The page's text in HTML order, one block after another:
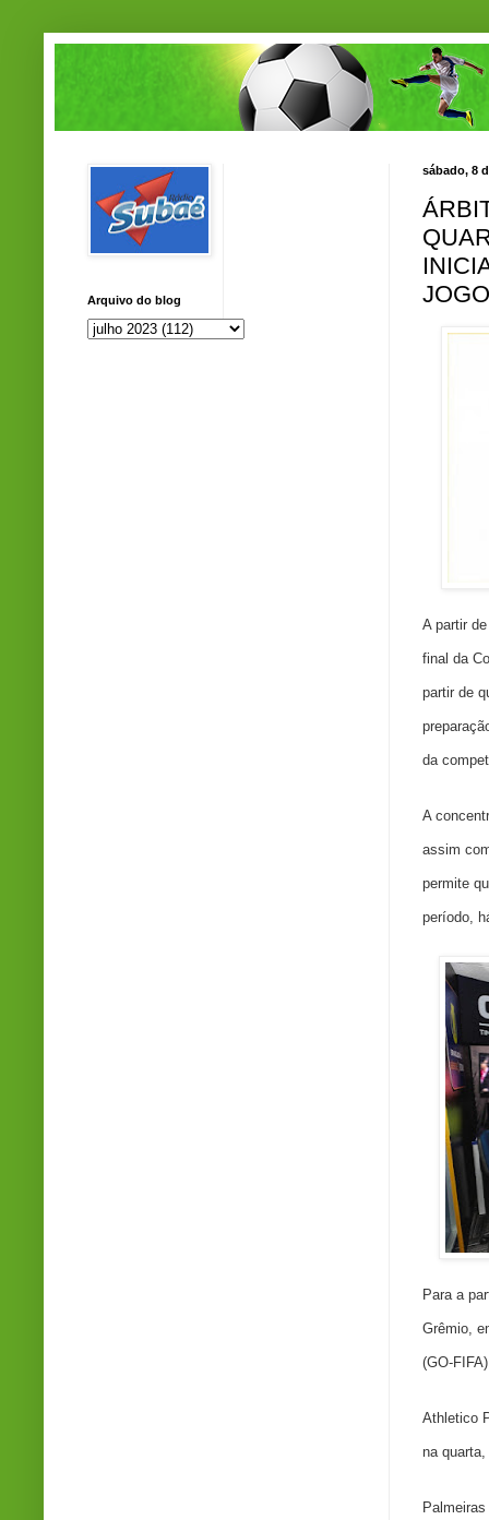
sábado, 8
A partir
final da
partir de
da
A
assim
permite
período,
Para a
Grêmio,
(GO-
Athletico
na
Arquivo do blog